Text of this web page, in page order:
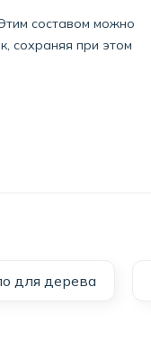
составом можно
сохраняя при этом
для дерева